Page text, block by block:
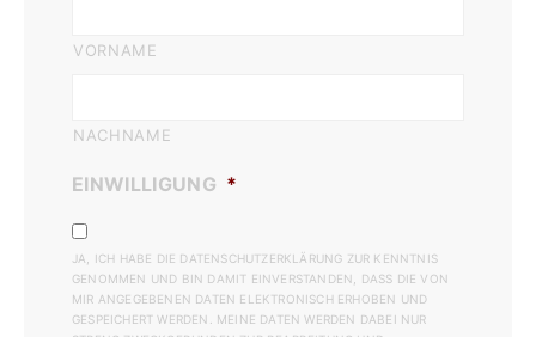
VORNAME
NACHNAME
EINWILLIGUNG *
JA, ICH HABE DIE DATENSCHUTZERKLÄRUNG ZUR KENNTNIS
GENOMMEN UND BIN DAMIT EINVERSTANDEN, DASS DIE VON
MIR ANGEGEBENEN DATEN ELEKTRONISCH ERHOBEN UND
GESPEICHERT WERDEN. MEINE DATEN WERDEN DABEI NUR